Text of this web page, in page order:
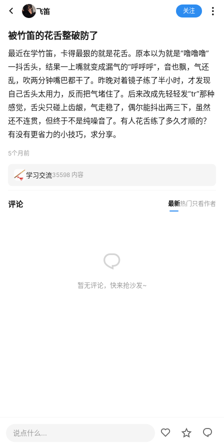
飞笛 关注
被竹笛的花舌整破防了
最近在学竹笛，卡得最狠的就是花舌。原本以为就是“噜噜噜”
一抖舌头，结果一上嘴就变成漏气的“呼呼呼”，音也飘，气还
乱，吹两分钟嘴巴都干了。昨晚对着镜子练了半小时，才发现
自己舌头太用力，反而把气堵住了。后来改成先轻轻发“tr”那种
感觉，舌尖只碰上齿龈，气走稳了，偶尔能抖出两三下，虽然
还不连贯，但终于不是纯噪音了。有人花舌练了多久才顺的？
有没有更省力的小技巧，求分享。
5个月前
学习交流35598 内容
评论 最新热门 只看作者
暂无评论，快来抢沙发~
说点什么...